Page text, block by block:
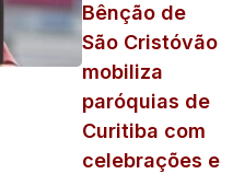
Bênção de
São Cristóvão
mobiliza
paróquias de
Curitiba com
celebrações e